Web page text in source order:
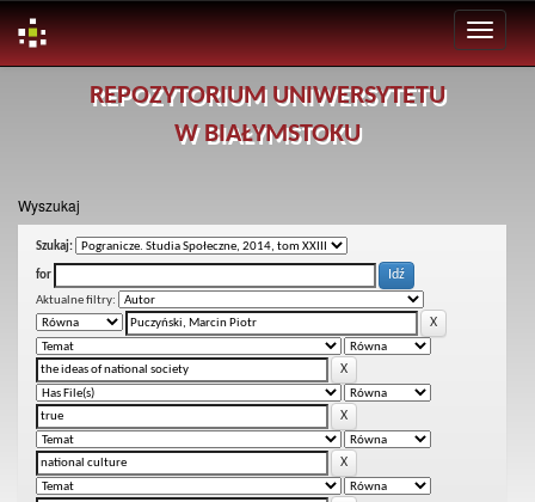
REPOZYTORIUM UNIWERSYTETU
W BIAŁYMSTOKU
Wyszukaj
Szukaj:
for
Aktualne filtry: